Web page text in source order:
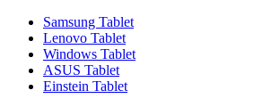
Samsung Tablet
Lenovo Tablet
Windows Tablet
ASUS Tablet
Einstein Tablet